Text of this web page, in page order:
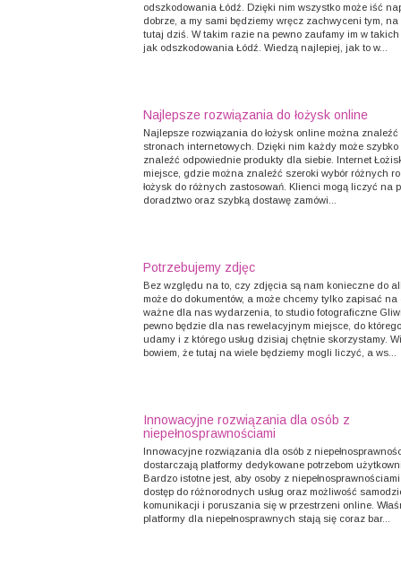
odszkodowania Łódź. Dzięki nim wszystko może iść
dobrze, a my sami będziemy wręcz zachwyceni tym,
tutaj dziś. W takim razie na pewno zaufamy im w
jak odszkodowania Łódź. Wiedzą najlepiej, jak to w...
Najlepsze rozwiązania do łożysk online
Najlepsze rozwiązania do łożysk online można
stronach internetowych. Dzięki nim każdy może
znaleźć odpowiednie produkty dla siebie. Internet
miejsce, gdzie można znaleźć szeroki wybór różnych
łożysk do różnych zastosowań. Klienci mogą liczyć na
doradztwo oraz szybką dostawę zamówi...
Potrzebujemy zdjęc
Bez względu na to, czy zdjęcia są nam konieczne do
może do dokumentów, a może chcemy tylko zapisać na
ważne dla nas wydarzenia, to studio fotograficzne
pewno będzie dla nas rewelacyjnym miejsce, do
udamy i z którego usług dzisiaj chętnie skorzystamy.
bowiem, że tutaj na wiele będziemy mogli liczyć, a ws...
Innowacyjne rozwiązania dla osób z
niepełnosprawnościami
Innowacyjne rozwiązania dla osób z
dostarczają platformy dedykowane potrzebom
Bardzo istotne jest, aby osoby z niepełnosprawnościami
dostęp do różnorodnych usług oraz możliwość
komunikacji i poruszania się w przestrzeni online.
platformy dla niepełnosprawnych stają się coraz bar...